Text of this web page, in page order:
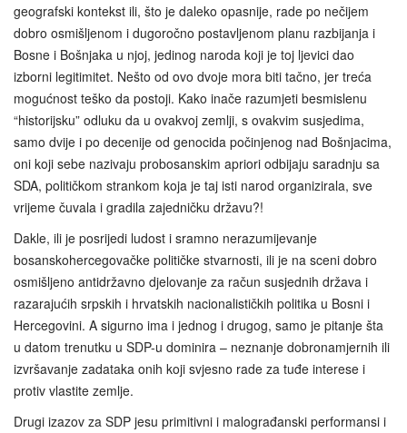
geografski kontekst ili, što je daleko opasnije, rade po nečijem
dobro osmišljenom i dugoročno postavljenom planu razbijanja i
Bosne i Bošnjaka u njoj, jedinog naroda koji je toj ljevici dao
izborni legitimitet. Nešto od ovo dvoje mora biti tačno, jer treća
mogućnost teško da postoji. Kako inače razumjeti besmislenu
“historijsku” odluku da u ovakvoj zemlji, s ovakvim susjedima,
samo dvije i po decenije od genocida počinjenog nad Bošnjacima,
oni koji sebe nazivaju probosanskim apriori odbijaju saradnju sa
SDA, političkom strankom koja je taj isti narod organizirala, sve
vrijeme čuvala i gradila zajedničku državu?!
Dakle, ili je posrijedi ludost i sramno nerazumijevanje
bosanskohercegovačke političke stvarnosti, ili je na sceni dobro
osmišljeno antidržavno djelovanje za račun susjednih država i
razarajućih srpskih i hrvatskih nacionalističkih politika u Bosni i
Hercegovini. A sigurno ima i jednog i drugog, samo je pitanje šta
u datom trenutku u SDP-u dominira – neznanje dobronamjernih ili
izvršavanje zadataka onih koji svjesno rade za tuđe interese i
protiv vlastite zemlje.
Drugi izazov za SDP jesu primitivni i malograđanski performansi i